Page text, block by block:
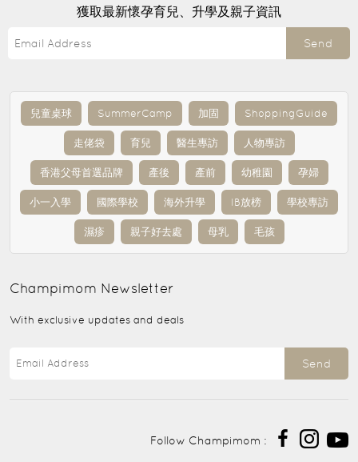
獲取最新懷孕育兒、升學及親子資訊
Send
兒童桌球 SummerCamp 加固 ShoppingGuide
走佬袋 育兒 醫生專訪 人物專訪
香港父母首選品牌 產後 產前 幼稚園 孕婦
小一入學 國際學校 海外升學 IB放榜 學校專訪
濕疹 親子好去處 母乳 毛孩
Champimom Newsletter
With exclusive updates and deals
Send
Follow Champimom :